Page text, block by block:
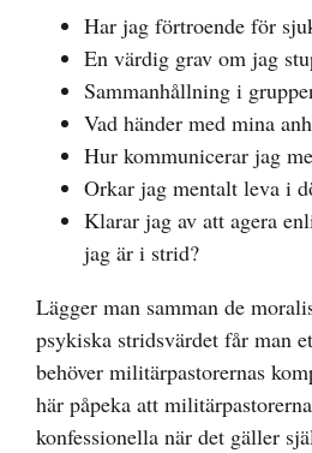
Har jag förtroende för
En värdig grav om jag
Sammanhållning i
Vad händer med mina
Hur kommunicerar jag
Orkar jag mentalt leva i
Klarar jag av att agera
jag är i strid?
Lägger man samman de
psykiska stridsvärdet får man
behöver militärpastorernas
här påpeka att
konfessionella när det gäller